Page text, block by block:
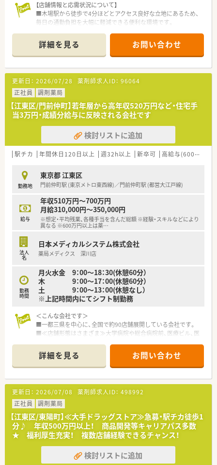
【店舗情報と応需状況について】
■木場駅から徒歩で4分ほどとアクセス良好な立地にあるため、
毎日の通勤負担を大幅に軽減できる便利な環境です。
ど多岐にわたる科目の処方箋を応需しています。
■居宅での在宅医療業務にも対応しており、地域に密着した医療
貢献を肌で感じながらスキルを磨ける職場です。
【求人情報について】
■正社員として年収480万円から600万円まで相談可能であり、
経験や役職に応じて適切な評価と給与が提示されます。
■年間休日は122日と充実しており、月8日の休みに加えて祝日
や夏期・冬期休暇などプライベートを大切にできます。
■残業時間は月平均3.8時間と非常に少なく、残業代も15分単位
で支給されるため、メリハリのある働き方が可能です。
【職場環境と雰囲気】
■一人一台のiPad貸与や全店監査システムの導入により、業務の
■薬剤師の2倍程度の店舗スタッフを配置しており、薬剤師が本
来の専門業務にしっかりと集中できる環境が整っています。
■社員を大切にする風土が根付いており、経営陣の多くが薬剤師
であるため現場の意見が届きやすく風通しの良い職場です。
【やりがい/おすすめポイント】
■患者様とのコミュニケーションを大切にし、処方薬だけでなく
■充実した教育制度や研修カリキュラムが用意されており、未経
験からでも着実にスキルアップし専門性を高められる環境で
す。
減できるため、経済的なゆとりを持って新生活をスタートできま
す。
詳細を見る お問い合わせ
更新日： 2026/07/28 薬剤師求人ID： 96064
正社員
調剤薬局
【江東区/門前仲町】若年層から高年収520万円など・住宅手
当3万円・成績分給与に反映される会社です
検討リストに追加
駅チカ 年間休日120日以上 週32h以上 新卒可 高給与(600万円以上)
勤務地
東京都 江東区
門前仲町駅 (東京メトロ東西線)／門前仲町駅 (都営大江戸線)
給与
年収510万円～700万円
月給310,000円～350,000円
※想定・平均残業、各種手当を含んだ総額 ※経験・スキルなどにより
異なる ※600万円以上は薬…
法人
名
日本メディカルシステム株式会社
薬局メディクス 深川店
勤務
時間
月火水金 9：00～18：30(休憩60分）
木 9：00～17：00(休憩60分）
土 9：00～13：00(休憩なし）
※上記時間内にてシフト制勤務
＜こんな会社です＞
■一都三県を中心に、全国で約90店舗展開している会社です。
■≪店舗形態はさまざま≫大学病院や総合病院前、医療ビル、医
幅広い展開をしており、いろいろな形態の店舗を体験できます。
中でも医療モールや大型店が多く、様々な処方に触れます。
■過去10年の平均売上高成長率115％。4％を超えると良いとさ
れている営業利益率が約10％！無借金経営で安定しており、昇給
率は年4.4％～5.8％と高い水準を実現！
■≪経営安定≫医師の人材紹介・医療ビルの開発など、薬局以外
にも経営の柱があります。
■年間休日122日。最大7連休のサマーホリデー取得率は84％
と、休みを取ることに理解のある職場です。
■在宅も積極的に実施。2010年より無菌調剤室を設置。居宅療
養管理指導300件です。
■PB商品も充実！漢方にも携われます。
■≪住宅手当3万円≫ほか、保養所利用可能、自社製品割引制度
詳細を見る お問い合わせ
更新日： 2026/07/08 薬剤師求人ID： 498992
正社員
調剤薬局
【江東区/東陽町】≪大手ドラッグストア≫急募・駅チカ徒歩1
分♪ 年収500万円以上！ 商品開発等キャリアパス多数
★ 福利厚生充実！ 複数店舗経験できるチャンス！
検討リストに追加